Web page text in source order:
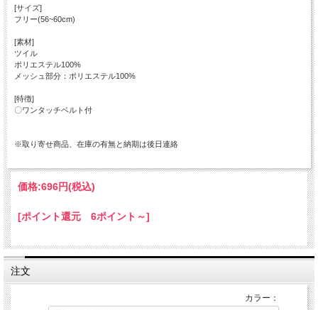
[サイズ]
フリー(56~60cm)
[素材]
ツイル
ポリエステル100%
メッシュ部分：ポリエステル100%
[特徴]
〇ワンタッチベルト付
※取り寄せ商品、在庫の有無と納期は後日連絡
価格:696円(税込)
[ポイント還元 6ポイント～]
注文
カラー：